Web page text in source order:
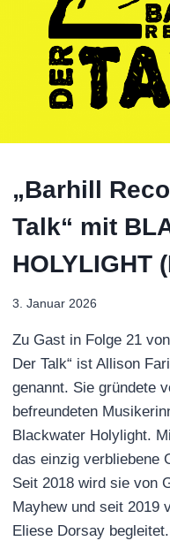
„Barhill
Talk“ mit
HOLYLIGHT
3. Januar 2026
Zu Gast in Folge 21
Der Talk“ ist Allison
genannt. Sie gründete
befreundeten
Blackwater Holylight.
das einzig verbliebene
Seit 2018 wird sie von
Mayhew und seit 2019
Eliese Dorsay